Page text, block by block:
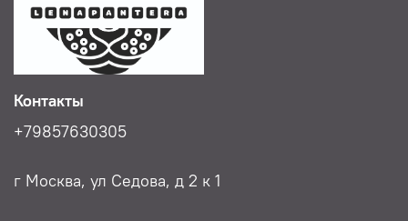
Контакты
+79857630305
г Москва, ул Седова, д 2 к 1